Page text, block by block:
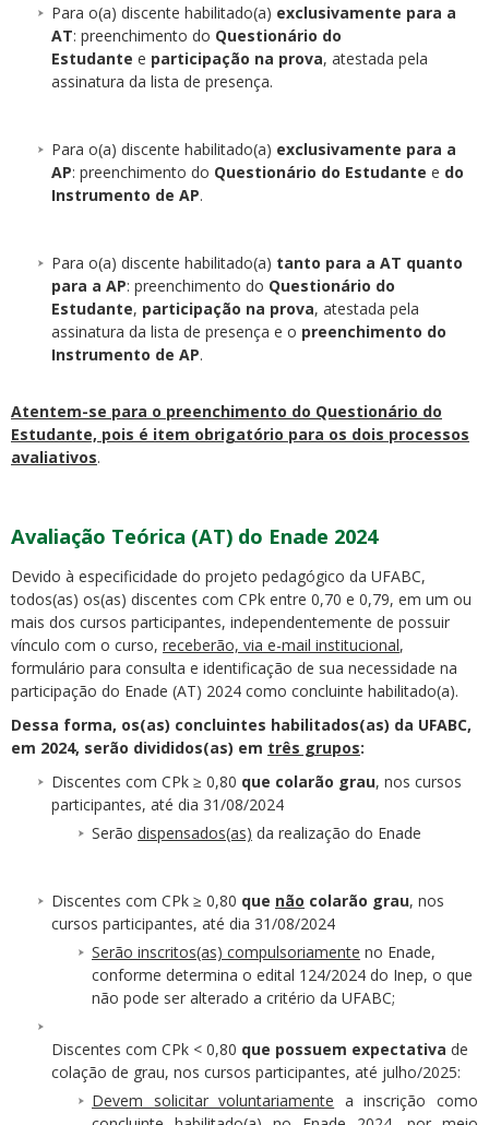
Para o(a) discente habilitado(a) exclusivamente para a
AT: preenchimento do Questionário do
Estudante e participação na prova, atestada pela
assinatura da lista de presença.
Para o(a) discente habilitado(a) exclusivamente para a
AP: preenchimento do Questionário do Estudante e do
Instrumento de AP.
Para o(a) discente habilitado(a) tanto para a AT quanto
para a AP: preenchimento do Questionário do
Estudante, participação na prova, atestada pela
assinatura da lista de presença e o preenchimento do
Instrumento de AP.
Atentem-se para o preenchimento do Questionário do
Estudante, pois é item obrigatório para os dois processos
avaliativos.
Avaliação Teórica (AT) do Enade 2024
Devido à especificidade do projeto pedagógico da UFABC,
todos(as) os(as) discentes com CPk entre 0,70 e 0,79, em um ou
mais dos cursos participantes, independentemente de possuir
vínculo com o curso, receberão, via e-mail institucional,
formulário para consulta e identificação de sua necessidade na
participação do Enade (AT) 2024 como concluinte habilitado(a).
Dessa forma, os(as) concluintes habilitados(as) da UFABC,
em 2024, serão divididos(as) em três grupos:
Discentes com CPk ≥ 0,80 que colarão grau, nos cursos
participantes, até dia 31/08/2024
Serão dispensados(as) da realização do Enade
Discentes com CPk ≥ 0,80 que não colarão grau, nos
cursos participantes, até dia 31/08/2024
Serão inscritos(as) compulsoriamente no Enade,
conforme determina o edital 124/2024 do Inep, o que
não pode ser alterado a critério da UFABC;
Discentes com CPk < 0,80 que possuem expectativa de
colação de grau, nos cursos participantes, até julho/2025:
Devem solicitar voluntariamente a inscrição como